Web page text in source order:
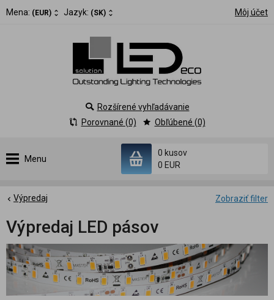
Mena: (EUR) Jazyk: (SK) Môj účet
Menu
0 kusov
0 EUR
Rozšírené vyhľadávanie
Porovnané (0)
Obľúbené (0)
Zobraziť filter
Výpredaj
Výpredaj LED pásov